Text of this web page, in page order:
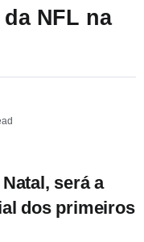
NFL na
será a
dos primeiros